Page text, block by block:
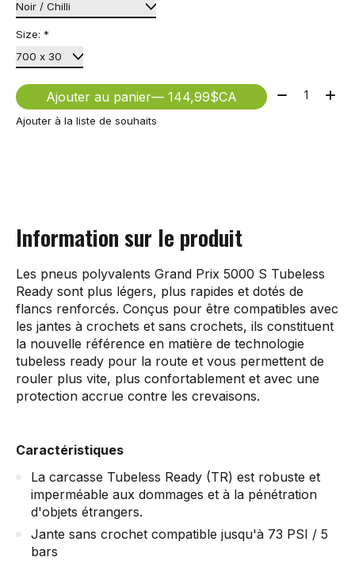
Size: *
Ajouter au panier — 144,99$CA Quantité:
Ajouter à la liste de souhaits
Information sur le produit
Les pneus polyvalents Grand Prix 5000 S Tubeless
Ready sont plus légers, plus rapides et dotés de
flancs renforcés. Conçus pour être compatibles avec
les jantes à crochets et sans crochets, ils constituent
la nouvelle référence en matière de technologie
tubeless ready pour la route et vous permettent de
rouler plus vite, plus confortablement et avec une
protection accrue contre les crevaisons.
Caractéristiques
La carcasse Tubeless Ready (TR) est robuste et
imperméable aux dommages et à la pénétration
d'objets étrangers.
Jante sans crochet compatible jusqu'à 73 PSI / 5
bars